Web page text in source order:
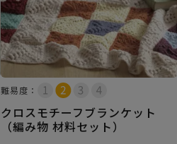
難易度：
クロスモチーフブランケット
（編み物 材料セット）